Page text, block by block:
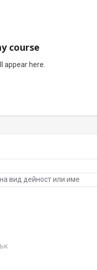
course
appear here.
вид дейност или име